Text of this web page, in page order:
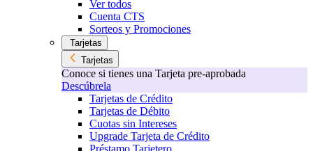
Ver todos
Cuenta CTS
Sorteos y Promociones
Tarjetas
Tarjetas
Conoce si tienes una Tarjeta pre-aprobada
Descúbrela
Tarjetas de Crédito
Tarjetas de Débito
Cuotas sin Intereses
Upgrade Tarjeta de Crédito
Préstamo Tarjetero